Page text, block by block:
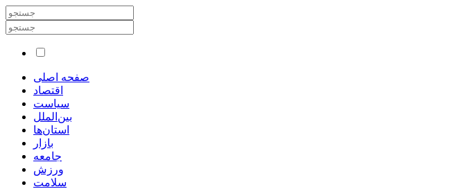
صفحه اصلی
اقتصاد
سیاست
بین‌الملل
استان‌ها
بازار
جامعه
ورزش
سلامت